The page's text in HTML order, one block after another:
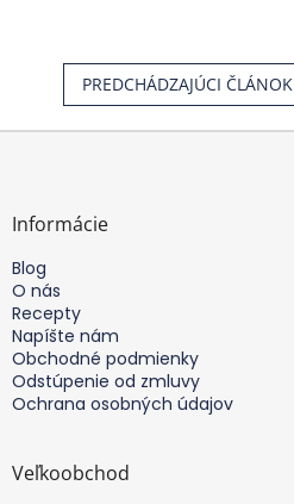
PREDCHÁDZAJÚCI ČLÁNOK
Z
Informácie
Blog
O nás
Recepty
Napíšte nám
Obchodné podmienky
Odstúpenie od zmluvy
Ochrana osobných údajov
Veľkoobchod